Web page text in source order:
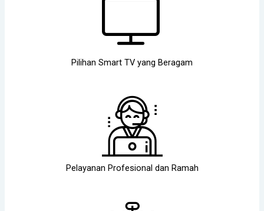
Pilihan Smart TV yang Beragam
Pelayanan Profesional dan Ramah